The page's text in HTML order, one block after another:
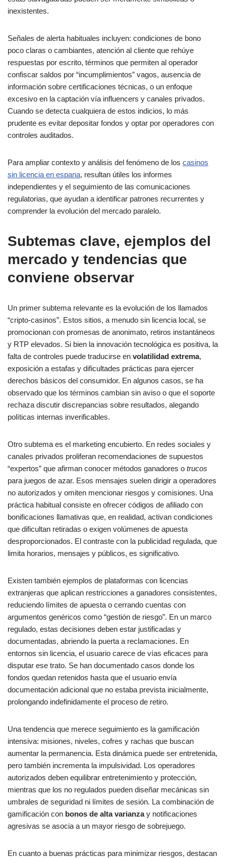
inexistentes.
Señales de alerta habituales incluyen: condiciones de bono
poco claras o cambiantes, atención al cliente que rehúye
respuestas por escrito, términos que permiten al operador
confiscar saldos por “incumplimientos” vagos, ausencia de
información sobre certificaciones técnicas, o un enfoque
excesivo en la captación vía influencers y canales privados.
Cuando se detecta cualquiera de estos indicios, lo más
prudente es evitar depositar fondos y optar por operadores con
controles auditados.
Para ampliar contexto y análisis del fenómeno de los casinos
sin licencia en espana, resultan útiles los informes
independientes y el seguimiento de las comunicaciones
regulatorias, que ayudan a identificar patrones recurrentes y
comprender la evolución del mercado paralelo.
Subtemas clave, ejemplos del
mercado y tendencias que
conviene observar
Un primer subtema relevante es la evolución de los llamados
“cripto-casinos”. Estos sitios, a menudo sin licencia local, se
promocionan con promesas de anonimato, retiros instantáneos
y RTP elevados. Si bien la innovación tecnológica es positiva, la
falta de controles puede traducirse en volatilidad extrema,
exposición a estafas y dificultades prácticas para ejercer
derechos básicos del consumidor. En algunos casos, se ha
observado que los términos cambian sin aviso o que el soporte
rechaza discutir discrepancias sobre resultados, alegando
políticas internas inverificables.
Otro subtema es el marketing encubierto. En redes sociales y
canales privados proliferan recomendaciones de supuestos
“expertos” que afirman conocer métodos ganadores o trucos
para juegos de azar. Esos mensajes suelen dirigir a operadores
no autorizados y omiten mencionar riesgos y comisiones. Una
práctica habitual consiste en ofrecer códigos de afiliado con
bonificaciones llamativas que, en realidad, activan condiciones
que dificultan retiradas o exigen volúmenes de apuesta
desproporcionados. El contraste con la publicidad regulada, que
limita horarios, mensajes y públicos, es significativo.
Existen también ejemplos de plataformas con licencias
extranjeras que aplican restricciones a ganadores consistentes,
reduciendo límites de apuesta o cerrando cuentas con
argumentos genéricos como “gestión de riesgo”. En un marco
regulado, estas decisiones deben estar justificadas y
documentadas, abriendo la puerta a reclamaciones. En
entornos sin licencia, el usuario carece de vías eficaces para
disputar ese trato. Se han documentado casos donde los
fondos quedan retenidos hasta que el usuario envía
documentación adicional que no estaba prevista inicialmente,
prolongando indefinidamente el proceso de retiro.
Una tendencia que merece seguimiento es la gamificación
intensiva: misiones, niveles, cofres y rachas que buscan
aumentar la permanencia. Esta dinámica puede ser entretenida,
pero también incrementa la impulsividad. Los operadores
autorizados deben equilibrar entretenimiento y protección,
mientras que los no regulados pueden diseñar mecánicas sin
umbrales de seguridad ni límites de sesión. La combinación de
gamificación con bonos de alta varianzay notificaciones
agresivas se asocia a un mayor riesgo de sobrejuego.
En cuanto a buenas prácticas para minimizar riesgos, destacan